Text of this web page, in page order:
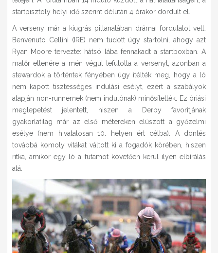
startpisztoly helyi idő szerint délután 4 órakor dördült el.
A verseny már a kiugrás pillanatában drámai fordulatot vett.
Benvenuto Cellini (IRE) nem tudott úgy startolni, ahogy azt
Ryan Moore tervezte: hátsó lába fennakadt a startboxban. A
malőr ellenére a mén végül lefutotta a versenyt, azonban a
stewardok a történtek fényében úgy ítélték meg, hogy a ló
nem kapott tisztességes indulási esélyt, ezért a szabályok
alapján non-runnernek (nem indulónak) minősítették. Ez óriási
meglepetést jelentett, hiszen a Derby favoritjának
gyakorlatilag már az első métereken elúszott a győzelmi
esélye (nem hivatalosan 10. helyen ért célba). A döntés
továbbá komoly vitákat váltott ki a fogadók körében, hiszen
ritka, amikor egy ló a futamot követően kerül ilyen elbírálás
alá.